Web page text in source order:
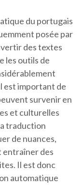
du portugais
posée par
des textes
les outils de
est important de
survenir en
et culturelles
traduction
de nuances,
entraîner des
Il est donc
automatique